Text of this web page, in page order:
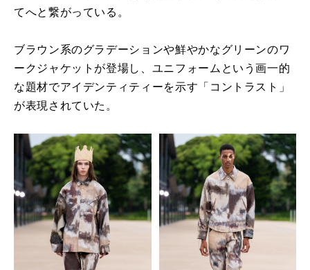
てへと繋がっている。
ブラウン系のグラデーションや鮮やかなグリーンのワ
ークジャケットが登場し、ユニフォームという画一的
な題材でアイデンティティーを示す「コントラスト」
が表現されていた。